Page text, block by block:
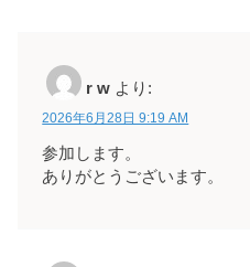
r w より:
2026年6月28日 9:19 AM
参加します。
ありがとうございます。